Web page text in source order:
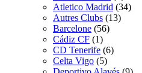
Atletico Madrid (34)
Autres Clubs (13)
Barcelone (56)
Cádiz CF (1)
CD Tenerife (6)
Celta Vigo (5)